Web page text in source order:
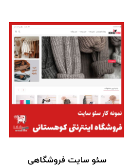
سئو سایت فروشگاهی